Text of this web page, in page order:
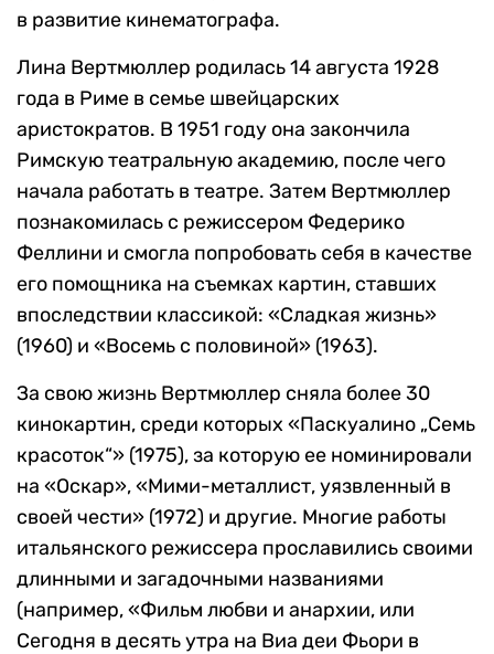
в развитие кинематографа.
Лина Вертмюллер родилась 14 августа 1928
года в Риме в семье швейцарских
аристократов. В 1951 году она закончила
Римскую театральную академию, после чего
начала работать в театре. Затем Вертмюллер
познакомилась с режиссером Федерико
Феллини и смогла попробовать себя в качестве
его помощника на съемках картин, ставших
впоследствии классикой: «Сладкая жизнь»
(1960) и «Восемь с половиной» (1963).
За свою жизнь Вертмюллер сняла более 30
кинокартин, среди которых «Паскуалино „Семь
красоток“» (1975), за которую ее номинировали
на «Оскар», «Мими-металлист, уязвленный в
своей чести» (1972) и другие. Многие работы
итальянского режиссера прославились своими
длинными и загадочными названиями
(например, «Фильм любви и анархии, или
Сегодня в десять утра на Виа деи Фьори в